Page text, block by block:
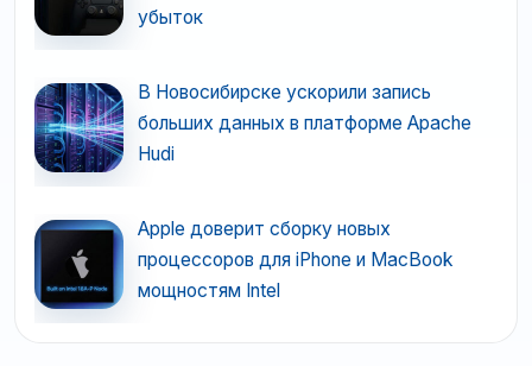
убыток
В Новосибирске ускорили запись
больших данных в платформе Apache
Hudi
Apple доверит сборку новых
процессоров для iPhone и MacBook
мощностям Intel